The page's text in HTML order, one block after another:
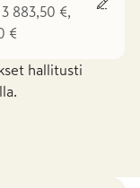
883,50 €,
€
hallitusti